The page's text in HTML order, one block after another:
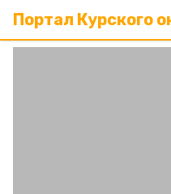
Портал Курского